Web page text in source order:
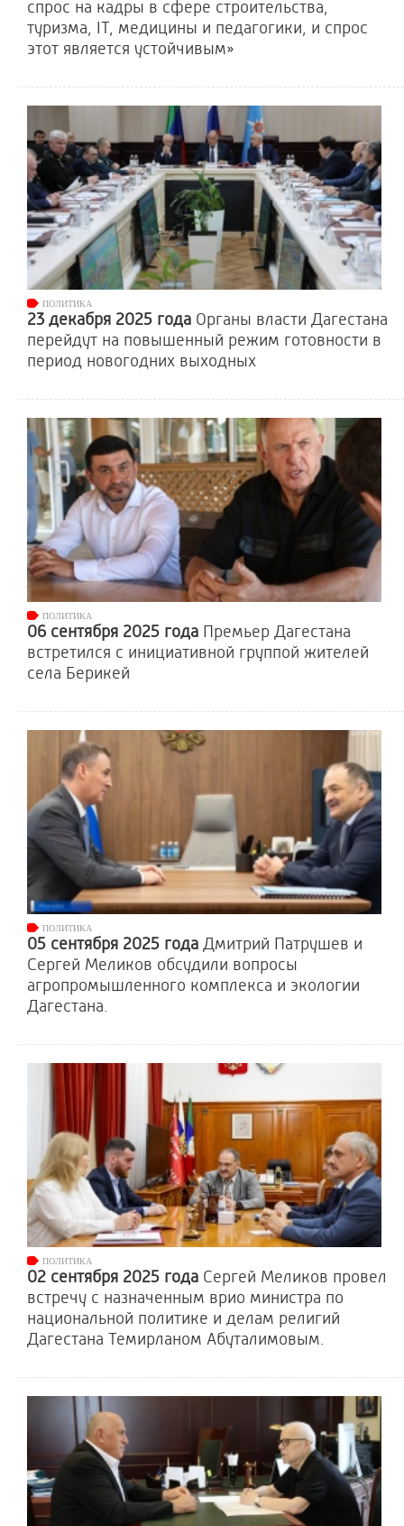
спрос на кадры в сфере строительства,
туризма, IT, медицины и педагогики, и спрос
этот является устойчивым»
ПОЛИТИКА
23 декабря 2025 года Органы власти Дагестана
перейдут на повышенный режим готовности в
период новогодних выходных
ПОЛИТИКА
06 сентября 2025 года Премьер Дагестана
встретился с инициативной группой жителей
села Берикей
ПОЛИТИКА
05 сентября 2025 года Дмитрий Патрушев и
Сергей Меликов обсудили вопросы
агропромышленного комплекса и экологии
Дагестана.
ПОЛИТИКА
02 сентября 2025 года Сергей Меликов провел
встречу с назначенным врио министра по
национальной политике и делам религий
Дагестана Темирланом Абуталимовым.